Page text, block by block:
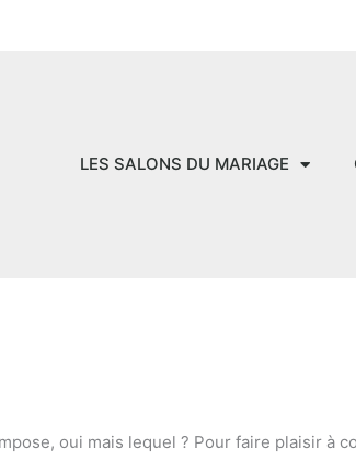
LES SALONS DU MARIAGE
oui mais lequel ? Pour faire plaisir